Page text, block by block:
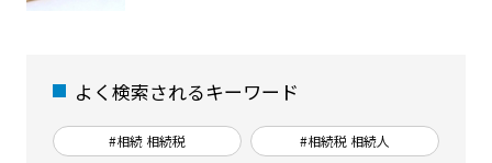
よく検索されるキーワード
#相続 相続税 #相続税 相続人